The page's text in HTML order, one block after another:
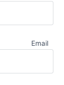
Email